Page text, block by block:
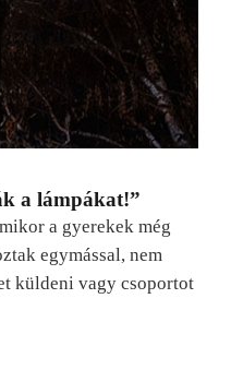
a lámpákat!”
a gyerekek még
egymással, nem
küldeni vagy csoportot